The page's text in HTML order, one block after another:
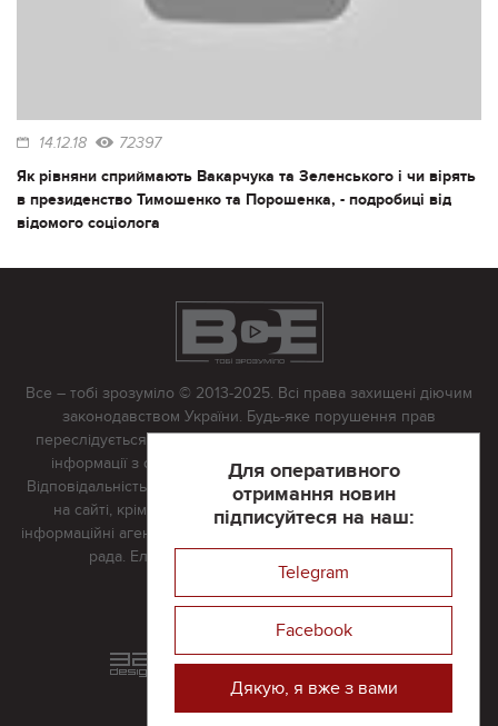
14.12.18 72397
Як рівняни сприймають Вакарчука та Зеленського і чи вірять
в президенство Тимошенко та Порошенка, - подробиці від
відомого соціолога
Для оперативного
отримання новин
підписуйтеся на наш:
Telegram
Facebook
Дякую, я вже з вами
Все – тобі зрозуміло © 2013-2025. Всі права захищені діючим
законодавством України. Будь-яке порушення прав
переслідується в судовому порядку. Будь-яке відтворення
інформації з сайту тільки з письмово дозволу редакції.
Відповідальність за достовірність усіх матеріалів, розміщених
на сайті, крім матеріалів, які містять посилання на інші
інформаційні агентства або інтернет-видання, несе редакційна
рада. Електронна пошта:
Реклама на сайті
Розроблений та підтримується